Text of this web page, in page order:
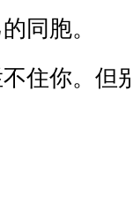
同胞。
住你。但